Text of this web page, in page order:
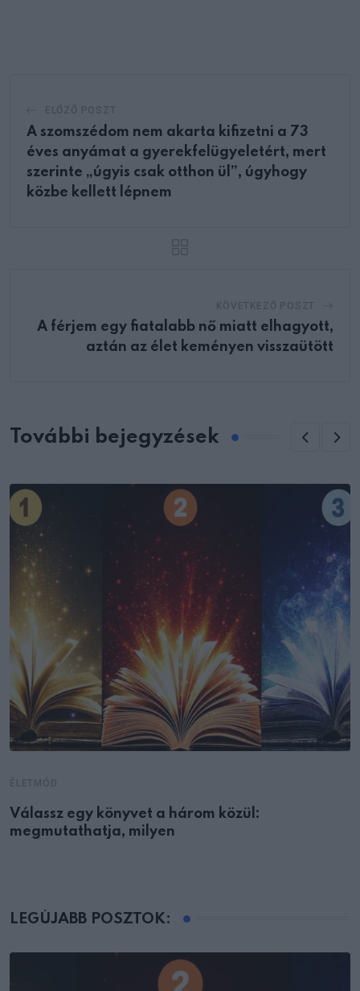
A szomszédom nem akarta kifizetni a 73
éves anyámat a gyerekfelügyeletért, mert
szerinte „úgyis csak otthon ül”, úgyhogy
közbe kellett lépnem
A férjem egy fiatalabb nő miatt elhagyott,
aztán az élet keményen visszaütött
További bejegyzések
Válassz egy könyvet a három közül:
megmutathatja, milyen
LEGÚJABB POSZTOK: